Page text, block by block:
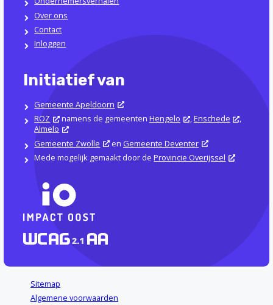
Over ons
Contact
Inloggen
Initiatief van
Gemeente Apeldoorn
ROZ
namens de gemeentenHengelo ,Enschede
,
Almelo
Gemeente Zwolle
en Gemeente Deventer
Mede mogelijk gemaakt door deProvincie Overijssel
Sitemap
Algemene voorwaarden